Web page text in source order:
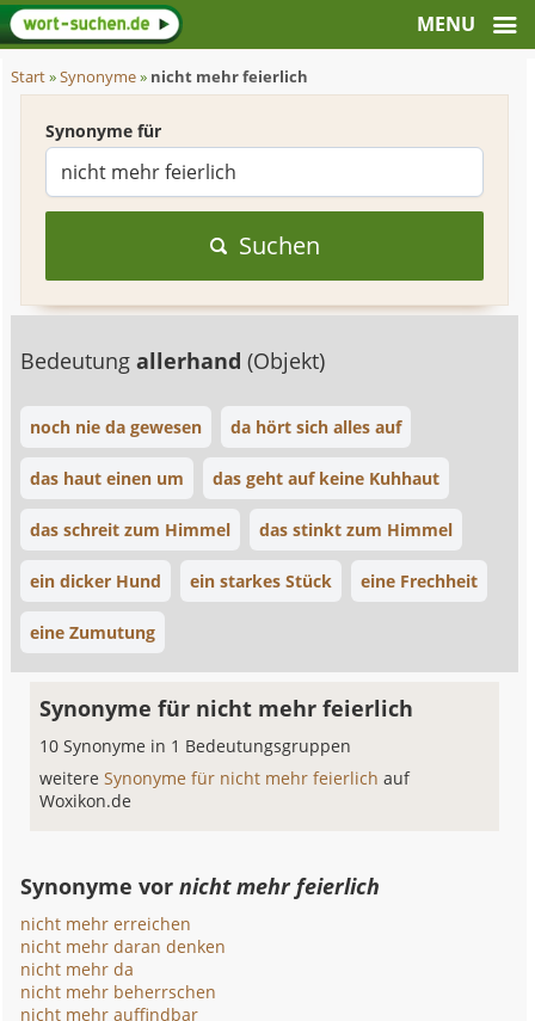
Start»Synonyme» nicht mehr feierlich
Synonyme für
Suchen
Bedeutungallerhand(Objekt)
noch nie da gewesen da hört sich alles auf
das haut einen um das geht auf keine Kuhhaut
das schreit zum Himmel das stinkt zum Himmel
ein dicker Hund ein starkes Stück eine Frechheit
eine Zumutung
Synonyme für nicht mehr feierlich
10 Synonyme in 1 Bedeutungsgruppen
weitereSynonyme für nicht mehr feierlichauf
Woxikon.de
Synonyme vornicht mehr feierlich
nicht mehr erreichen
nicht mehr daran denken
nicht mehr da
nicht mehr beherrschen
nicht mehr auffindbar